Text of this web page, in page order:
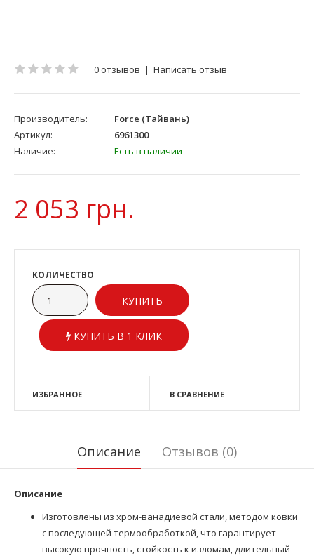
0 отзывов | Написать отзыв
Производитель:
Force (Тайвань)
Артикул:
6961300
Наличие:
Есть в наличии
2 053 грн.
КОЛИЧЕСТВО
КУПИТЬ В 1 КЛИК
ИЗБРАННОЕ В СРАВНЕНИЕ
Описание Отзывов (0)
Описание
Изготовлены из хром-ванадиевой стали, методом ковки
с последующей термообработкой, что гарантирует
высокую прочность, стойкость к изломам, длительный